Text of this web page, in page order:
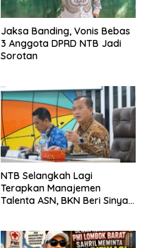
Jaksa Banding, Vonis Bebas
3 Anggota DPRD NTB Jadi
Sorotan
NTB Selangkah Lagi
Terapkan Manajemen
Talenta ASN, BKN Beri Sinyal